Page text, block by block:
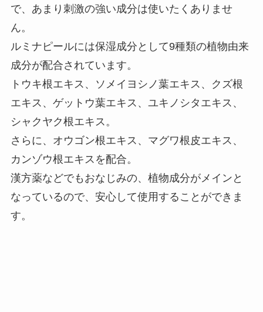
で、あまり刺激の強い成分は使いたくありませ
ん。
ルミナピールには保湿成分として9種類の植物由来
成分が配合されています。
トウキ根エキス、ソメイヨシノ葉エキス、クズ根
エキス、ゲットウ葉エキス、ユキノシタエキス、
シャクヤク根エキス。
さらに、オウゴン根エキス、マグワ根皮エキス、
カンゾウ根エキスを配合。
漢方薬などでもおなじみの、植物成分がメインと
なっているので、安心して使用することができま
す。